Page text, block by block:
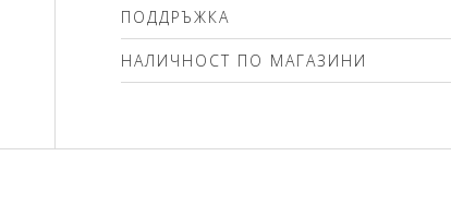
ПОДДРЪЖКА
(max.30'С ). Използвайте меки перилни
препарати без избелващи компоненти или
само от вътрешната страна!
НАЛИЧНОСТ ПО МАГАЗИНИ